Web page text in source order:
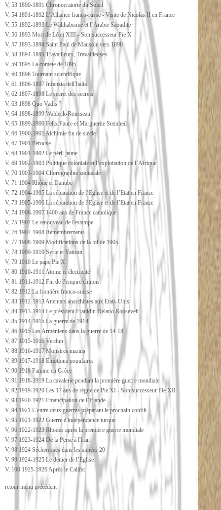
V, 53 1890-1891 Chronocratorie du Soleil
V, 54 1891-1892 L’Alliance franco-russe - Visite de Nicolas II en France
V, 55 1892-1893 Le Wahhabisme et l’Arabie Saoudite
V, 56 1893 Mort de Léon XIII - Son successeur Pie X
V, 57 1893-1894 Saint Paul de Mausole vers 1890
V, 58 1894-1895 Travailleurs, Travailleuses
V, 59 1895 La comète de 1895
V, 60 1896 Tournant scientifique
V, 61 1896-1897 Infanzia dell'Italia
V, 62 1897-1898 Le secret des secrets
V, 63 1898 Quo Vadis ?
V, 64 1898-1899 Waldeck-Rousseau
V, 65 1899-1900 Felix Faure et Marguerite Steinheil
V, 66 1900-1901 Alchimie fin de siècle
V, 67 1901 Pérouse
V, 68 1901-1902 Le péril jaune
V, 69 1902-1903 Politique coloniale et l’exploitation de l’Afrique
V, 70 1903-1904 Chorographie zodiacale
V, 71 1904 Rhône et Danube
V, 72 1904-1905 La séparation de l’Eglise et de l’Etat en France
V, 73 1905-1906 La séparation de l’Eglise et de l’Etat en France
V, 74 1906-1907 1400 ans de France catholique
V, 75 1907 Le renouveau de l'estampe
V, 76 1907-1908 Remembrements
V, 77 1908-1909 Modifications de la loi de 1905
V, 78 1909-1910 Syrie et Vatican
V, 79 1910 Le pape Pie X
V, 80 1910-1911 Atome et électricité
V, 81 1911-1912 Fin de l’empire chinois
V, 82 1912 La frontière franco-suisse
V, 83 1912-1913 Attentats anarchistes aux Etats-Unis
V, 84 1913-1914 Le président Franklin Delano Roosevelt
V, 85 1914-1915 La guerre de 1914
V, 86 1915 Les Arméniens dans la guerre de 14-18
V, 87 1915-1916 Verdun
V, 88 1916-1917 Monstres marins
V, 89 1917-1918 Emotions populaires
V, 90 1918 Famine en Grèce
V, 91 1918-1919 La cavalerie pendant la première guerre mondiale
V, 92 1919-1920 Les 17 ans de règne de Pie XI - Son successeur Pie XII
V, 93 1920-1921 Emancipation de l’Irlande
V, 94 1921 L’entre deux guerres préparant le prochain conflit
V, 95 1921-1922 Guerre d'indépendance turque
V, 96 1922-1923 Rhodes après la première guerre mondiale
V, 97 1923-1924 De la Perse à l'Iran
V, 98 1924 Sécheresses dans les années 20
V, 99 1924-1925 Le denier de l’Eglise
V, 100 1925-1926 Après le Califat
retour menu précédent